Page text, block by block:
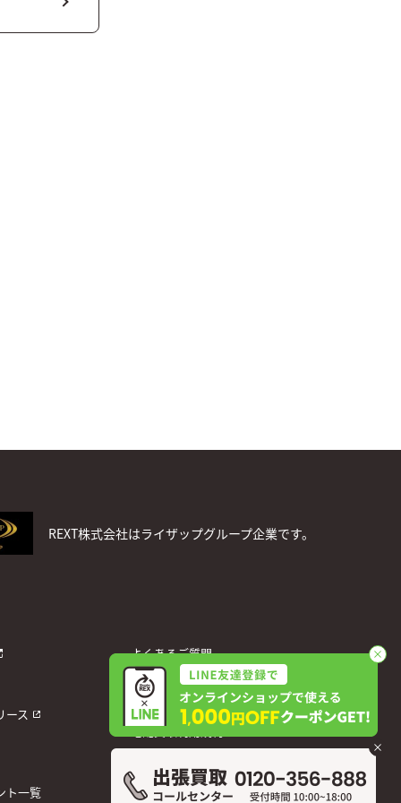
REXT株式会社はライザップグループ企業です。
ース
ト一覧
よくあるご質問
お問い合わせ
個人情報保護方針
宅配買取利用規約